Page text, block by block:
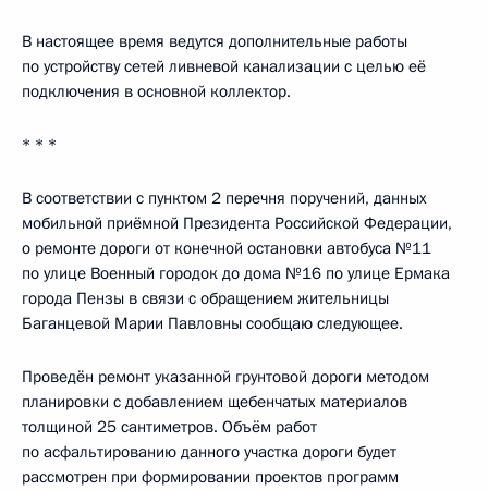
В настоящее время ведутся дополнительные работы
по устройству сетей ливневой канализации с целью её
подключения в основной коллектор.
* * *
В соответствии с пунктом 2 перечня поручений, данных
мобильной приёмной Президента Российской Федерации,
о ремонте дороги от конечной остановки автобуса №11
по улице Военный городок до дома №16 по улице Ермака
города Пензы в связи с обращением жительницы
Баганцевой Марии Павловны сообщаю следующее.
Проведён ремонт указанной грунтовой дороги методом
планировки с добавлением щебенчатых материалов
толщиной 25 сантиметров. Объём работ
по асфальтированию данного участка дороги будет
рассмотрен при формировании проектов программ